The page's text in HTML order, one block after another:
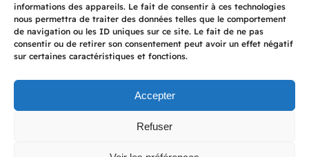
informations des appareils. Le fait de consentir à ces technologies
nous permettra de traiter des données telles que le comportement
de navigation ou les ID uniques sur ce site. Le fait de ne pas
consentir ou de retirer son consentement peut avoir un effet négatif
sur certaines caractéristiques et fonctions.
Accepter
Refuser
2023 Frenchteacherhomestay | Todos los
de privacidad
Francés) English